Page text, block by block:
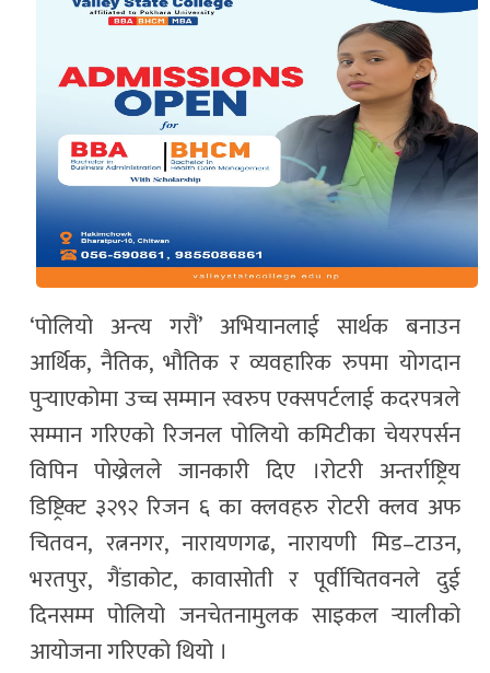
‘पोलियो अन्त्य गरौं’ अभियानलाई सार्थक बनाउन
आर्थिक, नैतिक, भौतिक र व्यवहारिक रुपमा योगदान
पुर्‍याएकोमा उच्च सम्मान स्वरुप एक्सपर्टलाई कदरपत्रले
सम्मान गरिएको रिजनल पोलियो कमिटीका चेयरपर्सन
विपिन पोख्रेलले जानकारी दिए ।रोटरी अन्तर्राष्ट्रिय
डिष्ट्रिक्ट ३२९२ रिजन ६ का क्लवहरु रोटरी क्लव अफ
चितवन, रत्ननगर, नारायणगढ, नारायणी मिड–टाउन,
भरतपुर, गैंडाकोट, कावासोती र पूर्वीचितवनले दुई
दिनसम्म पोलियो जनचेतनामुलक साइकल र्‍यालीको
आयोजना गरिएको थियो ।